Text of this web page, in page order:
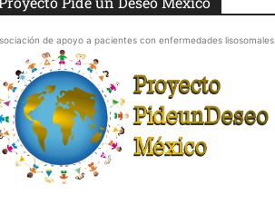
de apoyo a pacientes con enfermedades lisosomales.